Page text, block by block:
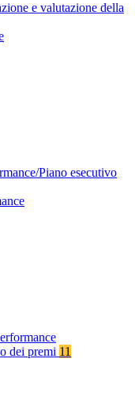
e valutazione della
Piano esecutivo
dei premi 11